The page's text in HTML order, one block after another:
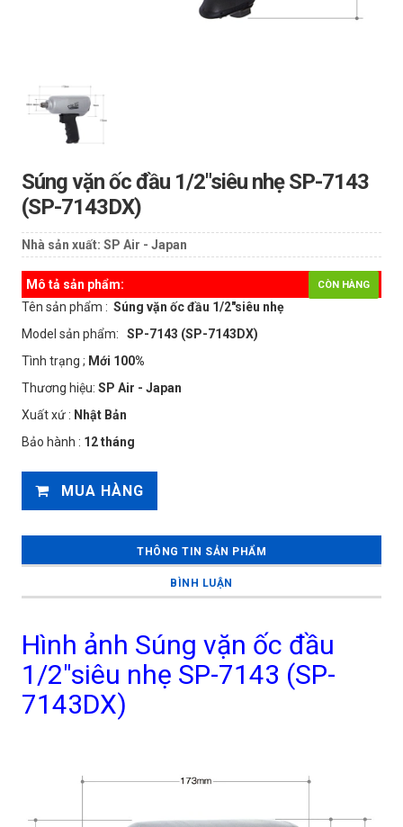
Súng vặn ốc đầu 1/2"siêu nhẹ SP-7143
(SP-7143DX)
Nhà sản xuất: SP Air - Japan
CÒN HÀNG
Mô tả sản phẩm:
Tên sản phẩm : Súng vặn ốc đầu 1/2"siêu nhẹ
Model sản phẩm: SP-7143 (SP-7143DX)
Tình trạng ; Mới 100%
Thương hiệu: SP Air - Japan
Xuất xứ : Nhật Bản
Bảo hành : 12 tháng
MUA HÀNG
THÔNG TIN SẢN PHẨM
BÌNH LUẬN
Hình ảnh Súng vặn ốc đầu
1/2"siêu nhẹ SP-7143 (SP-
7143DX)